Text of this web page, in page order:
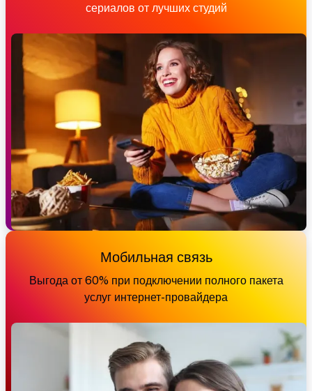
сериалов от лучших студий
Мобильная связь
Выгода от 60% при подключении полного пакета
услуг интернет-провайдера